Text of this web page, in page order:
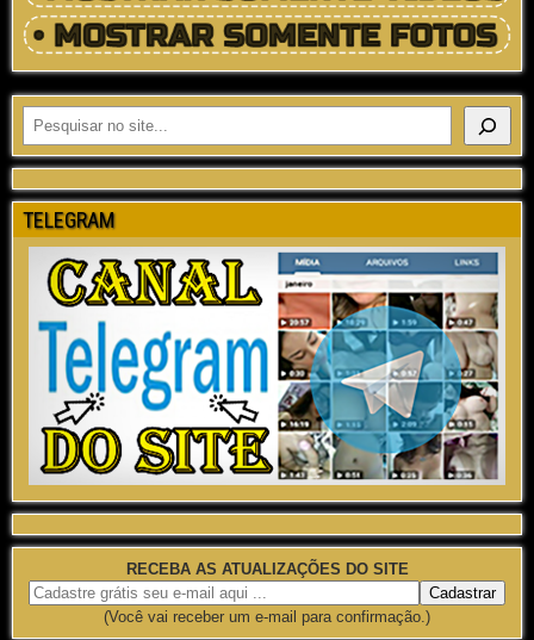
TELEGRAM
RECEBA AS ATUALIZAÇÕES DO SITE
(Você vai receber um e-mail para confirmação.)